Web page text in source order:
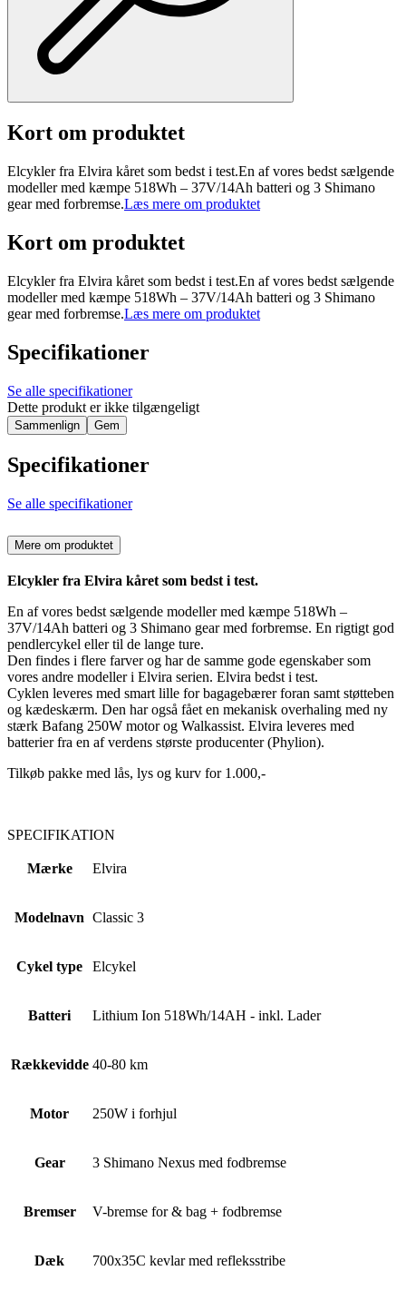
Kort om produktet
Elcykler fra Elvira kåret som bedst i test.En af vores bedst sælgende
modeller med kæmpe 518Wh – 37V/14Ah batteri og 3 Shimano
gear med forbremse.Læs mere om produktet
Kort om produktet
Elcykler fra Elvira kåret som bedst i test.En af vores bedst sælgende
modeller med kæmpe 518Wh – 37V/14Ah batteri og 3 Shimano
gear med forbremse.Læs mere om produktet
Specifikationer
Se alle specifikationer
Dette produkt er ikke tilgængeligt
Sammenlign Gem
Specifikationer
Se alle specifikationer
Mere om produktet
Elcykler fra Elvira kåret som bedst i test.
En af vores bedst sælgende modeller med kæmpe 518Wh –
37V/14Ah batteri og 3 Shimano gear med forbremse. En rigtigt god
pendlercykel eller til de lange ture.
Den findes i flere farver og har de samme gode egenskaber som
vores andre modeller i Elvira serien. Elvira bedst i test.
Cyklen leveres med smart lille for bagagebærer foran samt støtteben
og kædeskærm. Den har også fået en mekanisk overhaling med ny
stærk Bafang 250W motor og Walkassist. Elvira leveres med
batterier fra en af verdens største producenter (Phylion).
Tilkøb pakke med lås, lys og kurv for 1.000,-
SPECIFIKATION
Mærke Elvira
Modelnavn Classic 3
Cykel type Elcykel
Batteri Lithium Ion 518Wh/14AH - inkl. Lader
Rækkevidde 40-80 km
Motor 250W i forhjul
Gear 3 Shimano Nexus med fodbremse
Bremser V-bremse for & bag + fodbremse
Dæk 700x35C kevlar med refleksstribe